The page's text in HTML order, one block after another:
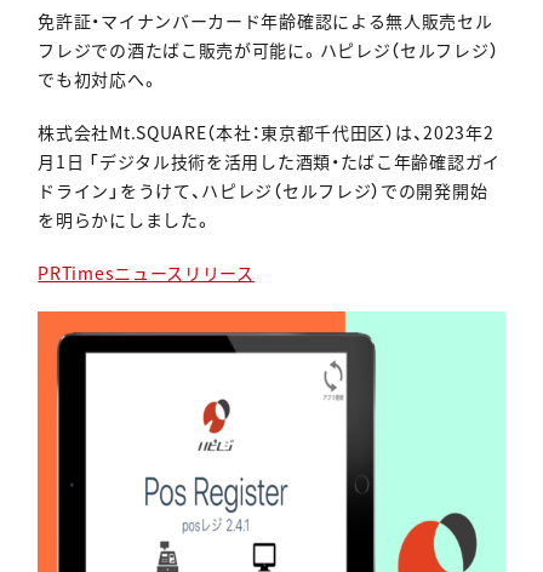
免許証・マイナンバーカード年齢確認による無⼈販売セル
フレジでの酒たばこ販売が可能に。ハピレジ（セルフレジ）
でも初対応へ。
株式会社Mt.SQUARE（本社：東京都千代⽥区）は、2023年2
⽉1⽇ 「デジタル技術を活⽤した酒類・たばこ年齢確認ガイ
ドライン」をうけて、ハピレジ（セルフレジ）での開発開始
を明らかにしました。
PRTimesニュースリリース